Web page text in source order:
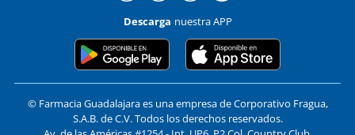
Descarga nuestra APP
© Farmacia Guadalajara es una empresa de Corporativo Fragua,
S.A.B. de C.V. Todos los derechos reservados.